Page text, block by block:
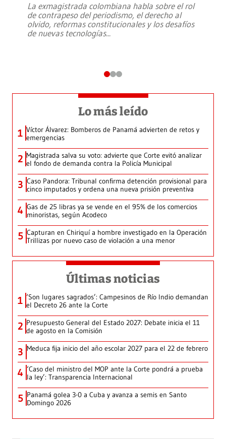
La exmagistrada colombiana habla sobre el rol
de contrapeso del periodismo, el derecho al
olvido, reformas constitucionales y los desafíos
de nuevas tecnologías...
Lo más leído
1 Víctor Álvarez: Bomberos de Panamá advierten de retos y
emergencias
2 Magistrada salva su voto: advierte que Corte evitó analizar
el fondo de demanda contra la Policía Municipal
3 Caso Pandora: Tribunal confirma detención provisional para
cinco imputados y ordena una nueva prisión preventiva
4 Gas de 25 libras ya se vende en el 95% de los comercios
minoristas, según Acodeco
5 Capturan en Chiriquí a hombre investigado en la Operación
Trillizas por nuevo caso de violación a una menor
Últimas noticias
1 ‘Son lugares sagrados’: Campesinos de Río Indio demandan
el Decreto 26 ante la Corte
2 Presupuesto General del Estado 2027: Debate inicia el 11
de agosto en la Comisión
3 Meduca fija inicio del año escolar 2027 para el 22 de febrero
4 ‘Caso del ministro del MOP ante la Corte pondrá a prueba
la ley’: Transparencia Internacional
5 Panamá golea 3-0 a Cuba y avanza a semis en Santo
Domingo 2026